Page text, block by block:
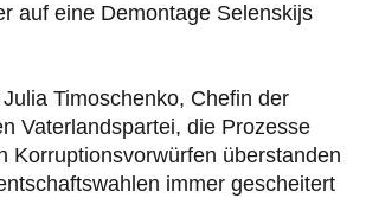
auf eine Demontage Selenskijs
Timoschenko, Chefin der
Vaterlandspartei, die Prozesse
Korruptionsvorwürfen überstanden
immer gescheitert